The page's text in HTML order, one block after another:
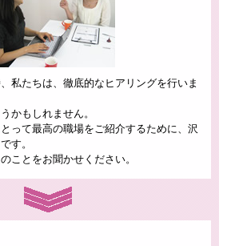
私たちは、徹底的なヒアリングを行いま
かもしれません。
って最高の職場をご紹介するために、沢
す。
ことをお聞かせください。